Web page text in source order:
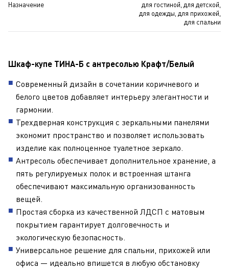
Назначение
для гостиной, для детской,
для одежды, для прихожей,
для спальни
Шкаф-купе ТИНА-Б с антресолью Крафт/Белый
Современный дизайн в сочетании коричневого и
белого цветов добавляет интерьеру элегантности и
гармонии.
Трехдверная конструкция с зеркальными панелями
экономит пространство и позволяет использовать
изделие как полноценное туалетное зеркало.
Антресоль обеспечивает дополнительное хранение, а
пять регулируемых полок и встроенная штанга
обеспечивают максимальную организованность
вещей.
Простая сборка из качественной ЛДСП с матовым
покрытием гарантирует долговечность и
экологическую безопасность.
Универсальное решение для спальни, прихожей или
офиса — идеально впишется в любую обстановку